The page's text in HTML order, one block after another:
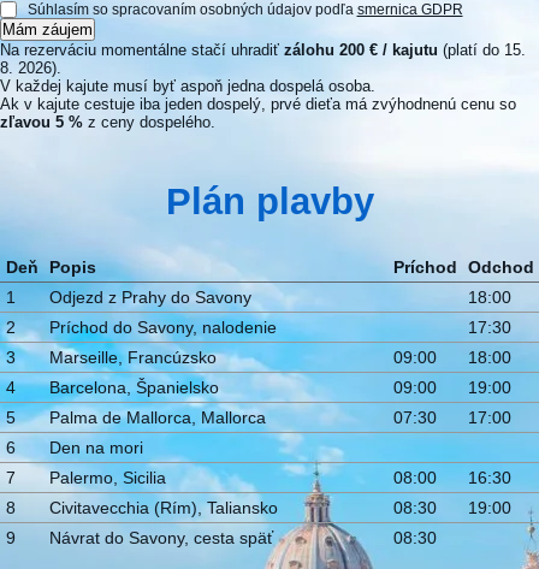
Súhlasím so spracovaním osobných údajov podľa smernica GDPR
Mám záujem
Na rezerváciu momentálne stačí uhradiť zálohu 200 € / kajutu (platí do 15.
8. 2026).
V každej kajute musí byť aspoň jedna dospelá osoba.
Ak v kajute cestuje iba jeden dospelý, prvé dieťa má zvýhodnenú cenu so
zľavou 5 % z ceny dospelého.
Plán plavby
Deň Popis Príchod
Odchod
1
Odjezd z Prahy do Savony
18:00
2
Príchod do Savony, nalodenie
17:30
3
Marseille, Francúzsko 09:00
18:00
4
Barcelona, Španielsko 09:00
19:00
5
Palma de Mallorca, Mallorca 07:30
17:00
6
Den na mori
7
Palermo, Sicilia 08:00
16:30
8
Civitavecchia (Rím), Taliansko 08:30
19:00
9
Návrat do Savony, cesta späť 08:30